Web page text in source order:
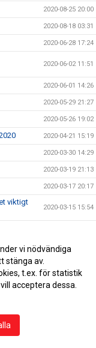
2020-08-25 20:00
2020-08-18 03:31
2020-06-28 17:24
2020-06-02 11:51
2020-06-01 14:26
2020-05-29 21:27
2020-05-26 19:02
2020-04-21 15:19
2020-03-30 14:29
2020-03-19 21:13
2020-03-17 20:17
viktigt
2020-03-15 15:54
2020-03-08 22:59
2020-02-27 04:34
!
vi nödvändiga
stänga av.
t.ex. för statistik
acceptera dessa.